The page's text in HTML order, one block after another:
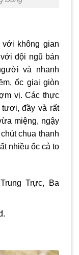
không gian
đội ngũ bán
và nhanh
ốc giai giòn
vị. Các thực
tươi, đầy và rất
miệng, ngậy
chua thanh
nhiều ốc cả to
Trực, Ba